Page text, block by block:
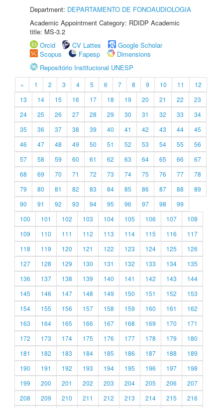
Department: DEPARTAMENTO DE FONOAUDIOLOGIA
Academic Appointment Category: RDIDP Academic
title: MS-3.2
Orcid
CV Lattes
Google Scholar
Scopus
Fapesp
Dimensions
Repositório Institucional UNESP
« 1 2 3 4 5 6 7 8 9 10 11
12
13
14 15 16 17 18 19 20 21 22
23
24
25 26 27 28 29 30 31 32 33
34
35
36 37 38 39 40 41 42 43 44
45
46
47 48 49 50 51 52 53 54 55
56
57
58 59 60 61 62 63 64 65 66
67
68
69 70 71 72 73 74 75 76 77
78
79
80 81 82 83 84 85 86 87 88
89
90
91 92 93 94 95 96 97 98
99
100
101 102 103 104 105 106 107
108
109
110 111 112 113 114 115 116
117
118
119 120 121 122 123 124 125
126
127
128 129 130 131 132 133 134
135
136
137 138 139 140 141 142 143
144
145
146 147 148 149 150 151 152
153
154
155 156 157 158 159 160 161
162
163
164 165 166 167 168 169 170
171
172
173 174 175 176 177 178 179
180
181
182 183 184 185 186 187 188
189
190
191 192 193 194 195 196 197
198
199
200 201 202 203 204 205 206
207
208
209 210 211 212 213 214 215
216